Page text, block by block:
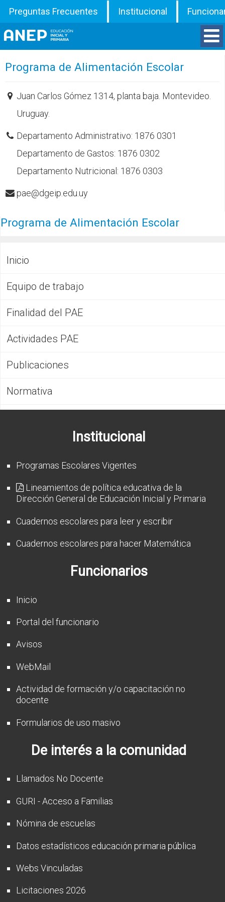
Preguntas Frecuentes Institucional
Divisiones
Departamentos
Inspecciones
ATD
Documentos
CFP
Noticias
Programa de Alimentación Escolar
Juan Carlos Gómez 1314, planta baja. Montevideo.
Uruguay.
Departamento Administrativo: 1876 0301
Departamento de Gastos: 1876 0302
Departamento Nutricional: 1876 0303
pae@dgeip.edu.uy
Programa de Alimentación Escolar
Inicio
Equipo de trabajo
Finalidad del PAE
Actividades PAE
Publicaciones
Normativa
Institucional
Programas Escolares Vigentes
Lineamientos de política educativa de la
Dirección General de Educación Inicial y Primaria
Cuadernos escolares para leer y escribir
Cuadernos escolares para hacer Matemática
Funcionarios
Inicio
Portal del funcionario
Avisos
WebMail
Actividad de formación y/o capacitación no
docente
Formularios de uso masivo
De interés a la comunidad
Llamados No Docente
GURI - Acceso a Familias
Nómina de escuelas
Datos estadísticos educación primaria pública
Webs Vinculadas
Licitaciones 2026